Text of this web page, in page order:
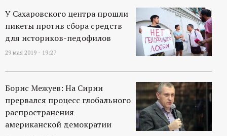
У Сахаровского центра прошли
пикеты против сбора средств
для историков-педофилов
29 мая 2019 - 19:27
Борис Межуев: На Сирии
прервался процесс глобального
распространения
американской демократии